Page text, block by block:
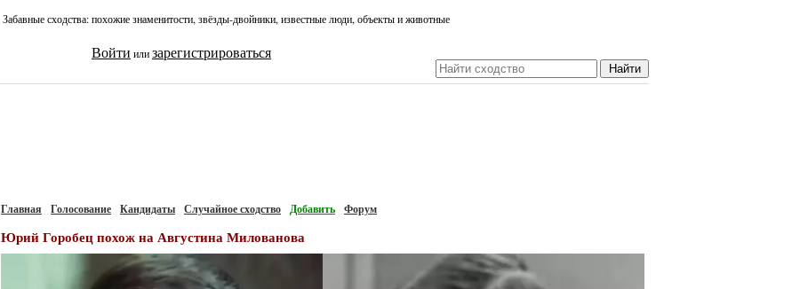
Забавные сходства: похожие знаменитости, звёзды-двойники, известные люди, объекты и животные
Войти или зарегистрироваться
Главная Голосование Кандидаты Случайное сходство Добавить Форум
Юрий Горобец похож на Августина Милованова